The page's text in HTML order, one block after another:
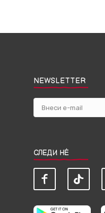
NEWSLETTER
СЛЕДИ НЀ